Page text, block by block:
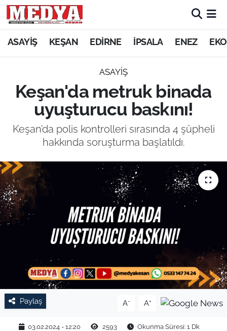
ASAYİŞ KEŞAN EDİRNE İPSALA ENEZ
ASAYİŞ
Keşan'da metruk binada
uyuşturucu baskını!
Keşan’da polis kontrolleri sırasında 4 şüpheli
hakkında soruşturma başlatıldı.
Paylaş A- A+
03.02.2024 - 12:20 2593 Okunma Süresi: 1 Dk
KEŞAN
ASAYİŞ
SİYASET
GÜNDEM
EKONOMİ
SAĞLIK
EĞİTİM
TARIM VE HAYVANCILIK
KÜLTÜR SANAT
RESMİ İLAN